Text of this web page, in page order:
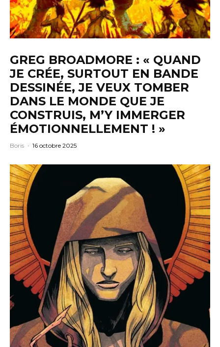
GREG BROADMORE : « QUAND
JE CRÉE, SURTOUT EN BANDE
DESSINÉE, JE VEUX TOMBER
DANS LE MONDE QUE JE
CONSTRUIS, M’Y IMMERGER
ÉMOTIONNELLEMENT ! »
Boris · 16 octobre 2025